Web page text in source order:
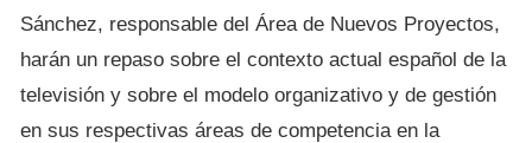
Sánchez, responsable del Área de Nuevos Proyectos,
harán un repaso sobre el contexto actual español de la
televisión y sobre el modelo organizativo y de gestión
en sus respectivas áreas de competencia en la